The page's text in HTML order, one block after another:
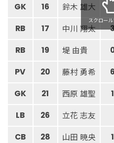
GK 16 鈴木 雄大
RB 17 中川 翔太
RB 19 堤 由貴
PV 20 藤村 勇希 6
GK 21 西原 雄聖 1
LB 26 立花 志友
CB 28 山田 暁央 1
スクロー